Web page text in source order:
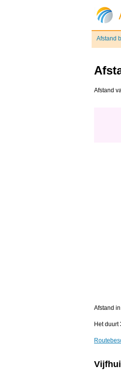
Afstand
Afstand
Afstand
Het duurt